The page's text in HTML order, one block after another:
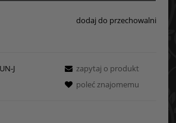
dodaj do przechowalni
J
zapytaj o produkt
poleć znajomemu